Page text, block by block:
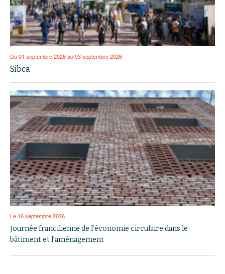
Du 01 septembre 2026 au 03 septembre 2026
Sibca
Le 16 septembre 2026
Journée francilienne de l’économie circulaire dans le
bâtiment et l’aménagement